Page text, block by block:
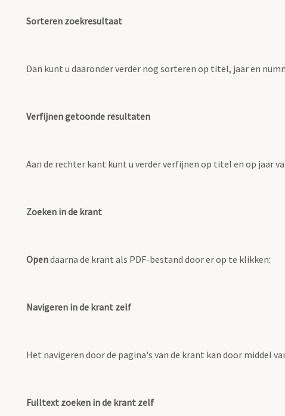
Sorteren zoekresultaat
Dan kunt u daaronder verder nog sorteren op titel, jaar en
Verfijnen getoonde resultaten
Aan de rechter kant kunt u verder verfijnen op titel en op jaar
Zoeken in de krant
Opendaarna de krant als PDF-bestand door er op te klikken:
Navigeren in de krant zelf
Het navigeren door de pagina's van de krant kan door middel
Fulltext zoeken in de krant zelf